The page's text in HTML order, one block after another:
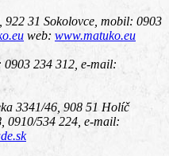
922 31 Sokolovce , mobil: 0903
web: www.matuko.eu
0903 234 312, e-mail:
3341/46, 908 51 Holíč
0910/534 224, e-mail: